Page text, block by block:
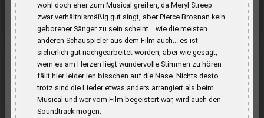
wohl doch eher zum Musical greifen, da Meryl Streep
zwar verhältnismäßig gut singt, aber Pierce Brosnan kein
geborener Sänger zu sein scheint... wie die meisten
anderen Schauspieler aus dem Film auch... es ist
sicherlich gut nachgearbeitet worden, aber wie gesagt,
wem es am Herzen liegt wundervolle Stimmen zu hören
fällt hier leider ien bisschen auf die Nase. Nichts desto
trotz sind die Lieder etwas anders arrangiert als beim
Musical und wer vom Film begeistert war, wird auch den
Soundtrack mögen.